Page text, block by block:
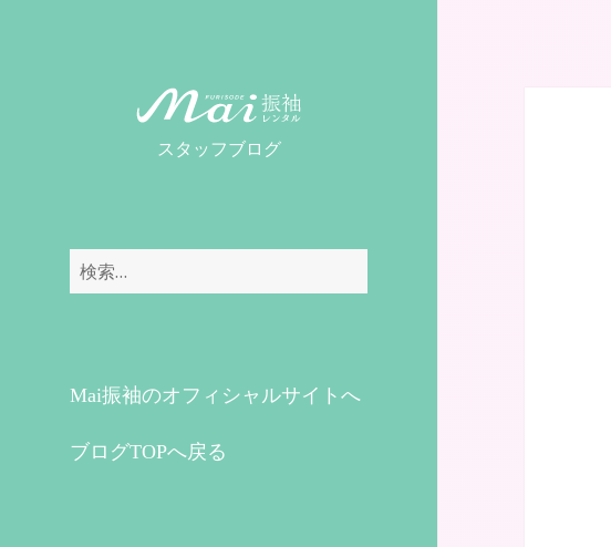
スタッフブログ
検
Mai振袖のオフィシャルサイトへ
ブログTOPへ戻る